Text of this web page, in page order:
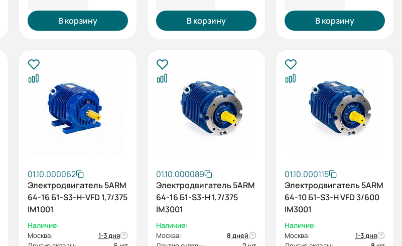
В корзину В корзину В корзину
01.10.000062
Электродвигатель 5ARM
64-16 Б1-S3-Н-VFD 1,7/375
IM1001
Наличие:
Москва:
1-3 дня
01.10.000089
Электродвигатель 5ARM
64-16 Б1-S3-Н 1,7/375
IM3001
Наличие:
Москва:
8 дней
01.10.000115
Электродвигатель 5ARM
64-10 Б1-S3-Н VFD 3/600
IM3001
Наличие:
Москва:
1-3 дня